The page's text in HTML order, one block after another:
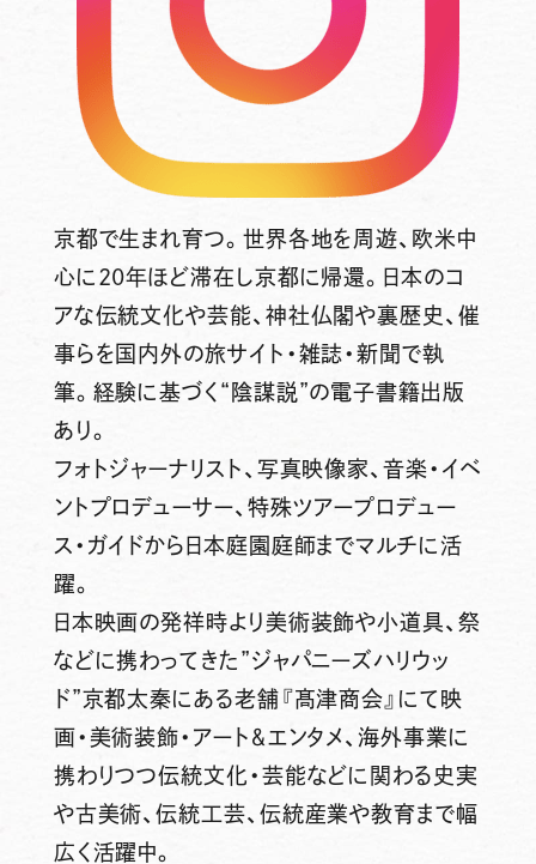
京都で生まれ育つ。世界各地を周遊、欧米中
心に20年ほど滞在し京都に帰還。日本のコ
アな伝統文化や芸能、神社仏閣や裏歴史、催
事らを国内外の旅サイト・雑誌・新聞で執
筆。経験に基づく“陰謀説”の電子書籍出版
あり。
フォトジャーナリスト、写真映像家、音楽・イベ
ントプロデューサー、特殊ツアープロデュー
ス・ガイドから日本庭園庭師までマルチに活
躍。
日本映画の発祥時より美術装飾や小道具、祭
などに携わってきた”ジャパニーズハリウッ
ド”京都太秦にある老舗『髙津商会』にて映
画・美術装飾・アート＆エンタメ、海外事業に
携わりつつ伝統文化・芸能などに関わる史実
や古美術、伝統工芸、伝統産業や教育まで幅
広く活躍中。